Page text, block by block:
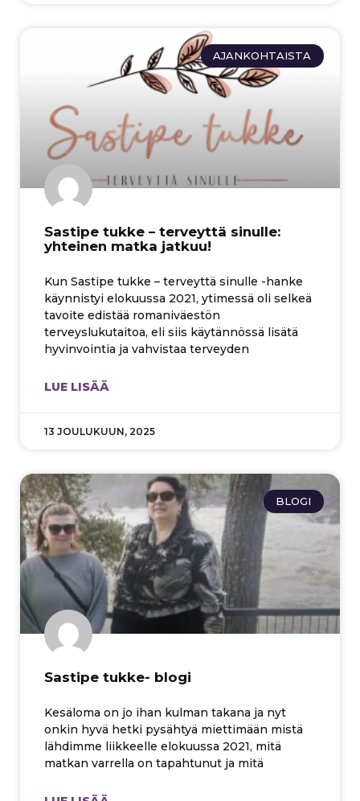
AJANKOHTAISTA
Sastipe tukke – terveyttä sinulle:
yhteinen matka jatkuu!
Kun Sastipe tukke – terveyttä sinulle -hanke
käynnistyi elokuussa 2021, ytimessä oli selkeä
tavoite edistää romaniväestön
terveyslukutaitoa, eli siis käytännössä lisätä
hyvinvointia ja vahvistaa terveyden
LUE LISÄÄ
13 JOULUKUUN, 2025
BLOGI
Sastipe tukke- blogi
Kesäloma on jo ihan kulman takana ja nyt
onkin hyvä hetki pysähtyä miettimään mistä
lähdimme liikkeelle elokuussa 2021, mitä
matkan varrella on tapahtunut ja mitä